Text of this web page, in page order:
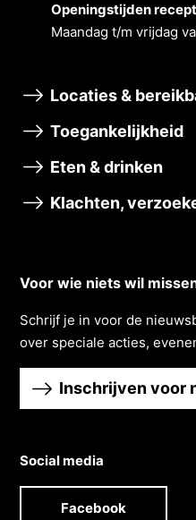
Openingstĳden
Maandag t/m vrĳdag
Locaties &
Toegankelijkheid
Eten & drinken
Klachten,
Voor wie niets wil
Schrĳf je in voor de
over speciale acties,
Inschrijven voor
Social media
Facebook